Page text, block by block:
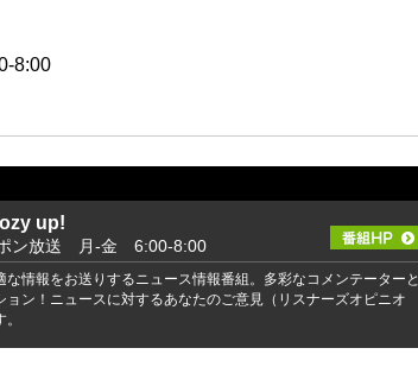
8:00
up!
ン放送 月-金 6:00-8:00
な情報をお送りするニュース情報番組。多彩なコメンテーターと
ョン！ニュースに対するあなたのご意見（リスナーズオピニオ